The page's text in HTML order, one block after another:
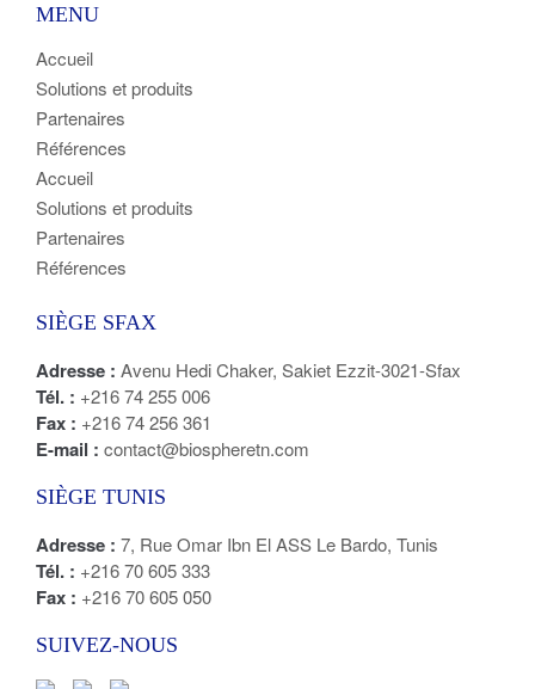
MENU
Accueil
Solutions et produits
Partenaires
Références
Accueil
Solutions et produits
Partenaires
Références
SIÈGE SFAX
Adresse : Avenu Hedi Chaker, Sakiet Ezzit-3021-Sfax
Tél. : +216 74 255 006
Fax : +216 74 256 361
E-mail : contact@biospheretn.com
SIÈGE TUNIS
Adresse : 7, Rue Omar Ibn El ASS Le Bardo, Tunis
Tél. : +216 70 605 333
Fax : +216 70 605 050
SUIVEZ-NOUS